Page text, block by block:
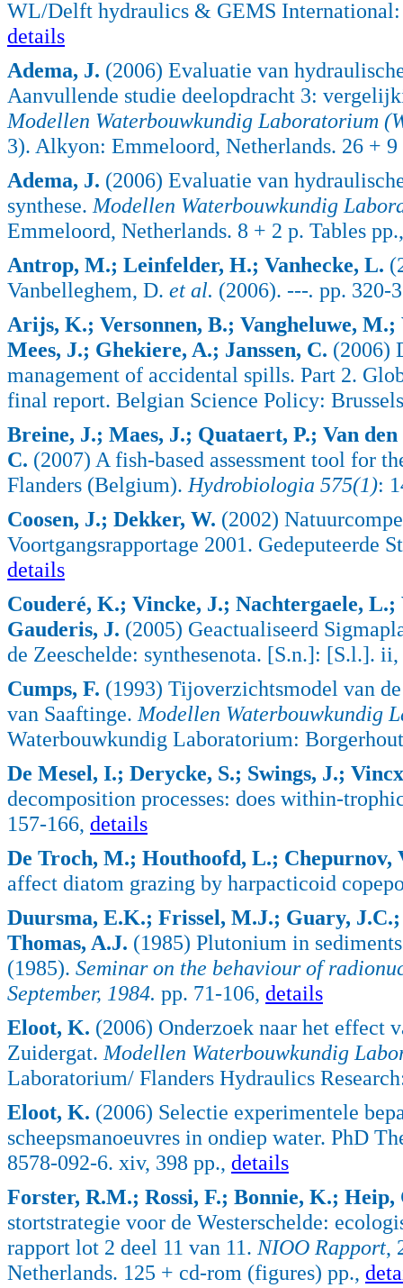
WL/Delft hydraulics & GEMS
details
Adema, J. (2006) Evaluatie van
Aanvullende studie deelopdracht 3:
Modellen Waterbouwkundig Laboratorium
3). Alkyon: Emmeloord, Netherlands. 26 +
Adema, J. (2006) Evaluatie van
synthese. Modellen Waterbouwkundig
Emmeloord, Netherlands. 8 + 2 p. Tables
Antrop, M.; Leinfelder, H.; Vanhecke, L.
Vanbelleghem, D. et al. (2006). ---. pp. 320-
Arijs, K.; Versonnen, B.; Vangheluwe,
Mees, J.; Ghekiere, A.; Janssen, C. (2006)
management of accidental spills. Part 2.
final report. Belgian Science Policy:
Breine, J.; Maes, J.; Quataert, P.; Van
C. (2007) A fish-based assessment tool for
Flanders (Belgium). Hydrobiologia 575(1):
Coosen, J.; Dekker, W. (2002)
Voortgangsrapportage 2001. Gedeputeerde
details
Couderé, K.; Vincke, J.; Nachtergaele,
Gauderis, J. (2005) Geactualiseerd
de Zeeschelde: synthesenota. [S.n.]: [S.l.].
Cumps, F. (1993) Tijoverzichtsmodel van
van Saaftinge. Modellen Waterbouwkundig
Waterbouwkundig Laboratorium:
De Mesel, I.; Derycke, S.; Swings, J.;
decomposition processes: does within-
157-166, details
De Troch, M.; Houthoofd, L.; Chepurnov,
affect diatom grazing by harpacticoid
Duursma, E.K.; Frissel, M.J.; Guary,
Thomas, A.J. (1985) Plutonium in
(1985). Seminar on the behaviour of
September, 1984. pp. 71-106, details
Eloot, K. (2006) Onderzoek naar het effect
Zuidergat. Modellen Waterbouwkundig
Laboratorium/ Flanders Hydraulics
Eloot, K. (2006) Selectie experimentele
scheepsmanoeuvres in ondiep water. PhD
8578-092-6. xiv, 398 pp., details
Forster, R.M.; Rossi, F.; Bonnie, K.;
stortstrategie voor de Westerschelde:
rapport lot 2 deel 11 van 11. NIOO Rapport,
Netherlands. 125 + cd-rom (figures) pp.,